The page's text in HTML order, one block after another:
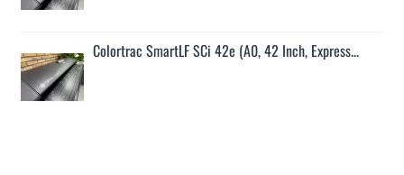
Colortrac SmartLF SCi 42e (A0, 42 Inch, Express...